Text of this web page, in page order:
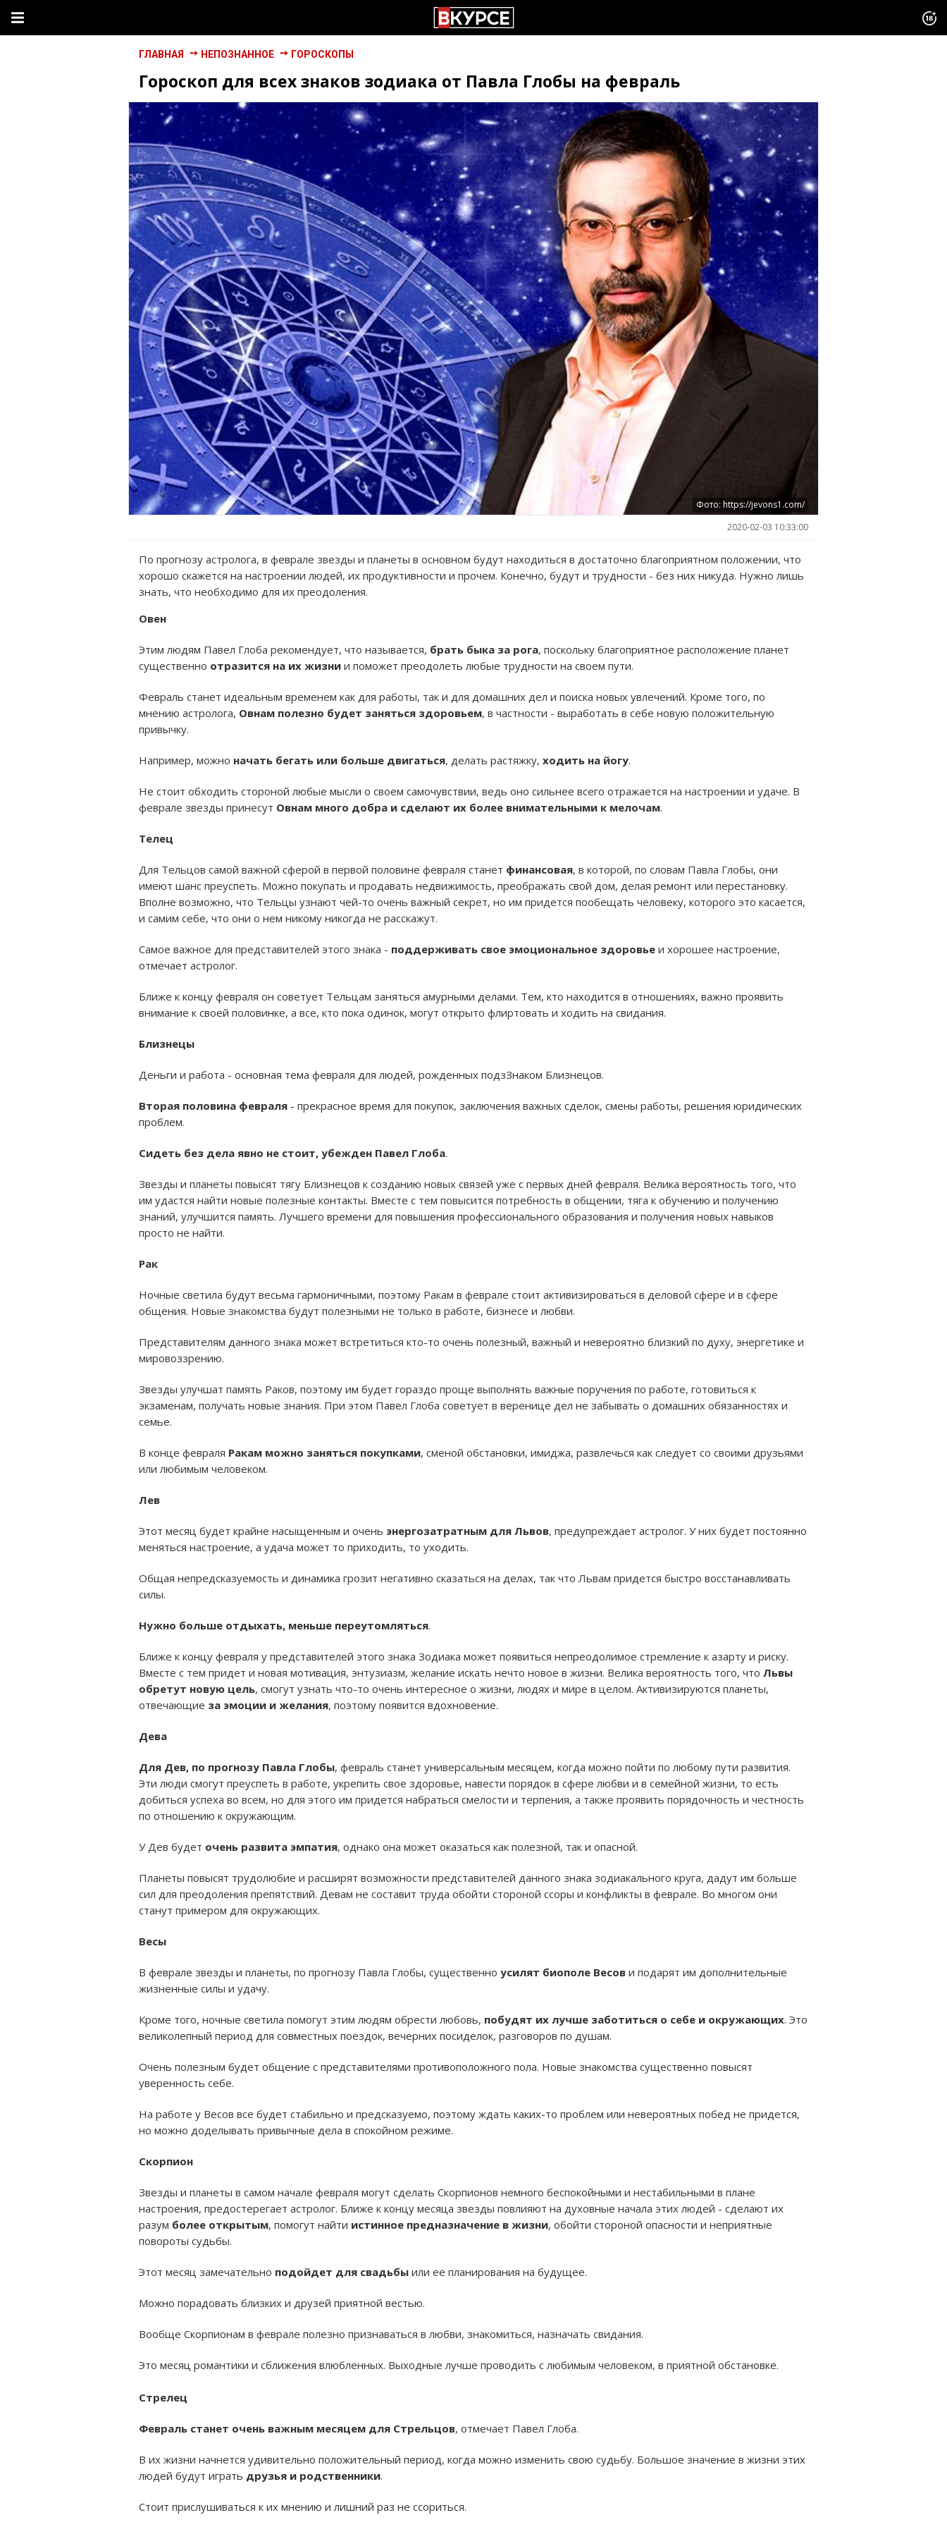
ГЛАВНАЯ НЕПОЗНАННОЕ ГОРОСКОПЫ
Гороскоп для всех знаков зодиака от Павла Глобы на февраль
Фото: https://jevons1.com/
2020-02-03 10:33:00
По прогнозу астролога, в феврале звезды и планеты в основном будут находиться в достаточно благоприятном положении, что
хорошо скажется на настроении людей, их продуктивности и прочем. Конечно, будут и трудности - без них никуда. Нужно лишь
знать, что необходимо для их преодоления.
Овен
Этим людям Павел Глоба рекомендует, что называется, брать быка за рога, поскольку благоприятное расположение планет
существенно отразится на их жизни и поможет преодолеть любые трудности на своем пути.
Февраль станет идеальным временем как для работы, так и для домашних дел и поиска новых увлечений. Кроме того, по
мнению астролога, Овнам полезно будет заняться здоровьем, в частности - выработать в себе новую положительную
привычку.
Например, можно начать бегать или больше двигаться, делать растяжку, ходить на йогу.
Не стоит обходить стороной любые мысли о своем самочувствии, ведь оно сильнее всего отражается на настроении и удаче. В
феврале звезды принесут Овнам много добра и сделают их более внимательными к мелочам.
Телец
Для Тельцов самой важной сферой в первой половине февраля станет финансовая, в которой, по словам Павла Глобы, они
имеют шанс преуспеть. Можно покупать и продавать недвижимость, преображать свой дом, делая ремонт или перестановку.
Вполне возможно, что Тельцы узнают чей-то очень важный секрет, но им придется пообещать человеку, которого это касается,
и самим себе, что они о нем никому никогда не расскажут.
Самое важное для представителей этого знака - поддерживать свое эмоциональное здоровье и хорошее настроение,
отмечает астролог.
Ближе к концу февраля он советует Тельцам заняться амурными делами. Тем, кто находится в отношениях, важно проявить
внимание к своей половинке, а все, кто пока одинок, могут открыто флиртовать и ходить на свидания.
Близнецы
Деньги и работа - основная тема февраля для людей, рожденных подзЗнаком Близнецов.
Вторая половина февраля - прекрасное время для покупок, заключения важных сделок, смены работы, решения юридических
проблем.
Сидеть без дела явно не стоит, убежден Павел Глоба.
Звезды и планеты повысят тягу Близнецов к созданию новых связей уже с первых дней февраля. Велика вероятность того, что
им удастся найти новые полезные контакты. Вместе с тем повысится потребность в общении, тяга к обучению и получению
знаний, улучшится память. Лучшего времени для повышения профессионального образования и получения новых навыков
просто не найти.
Рак
Ночные светила будут весьма гармоничными, поэтому Ракам в феврале стоит активизироваться в деловой сфере и в сфере
общения. Новые знакомства будут полезными не только в работе, бизнесе и любви.
Представителям данного знака может встретиться кто-то очень полезный, важный и невероятно близкий по духу, энергетике и
мировоззрению.
Звезды улучшат память Раков, поэтому им будет гораздо проще выполнять важные поручения по работе, готовиться к
экзаменам, получать новые знания. При этом Павел Глоба советует в веренице дел не забывать о домашних обязанностях и
семье.
В конце февраля Ракам можно заняться покупками, сменой обстановки, имиджа, развлечься как следует со своими друзьями
или любимым человеком.
Лев
Этот месяц будет крайне насыщенным и очень энергозатратным для Львов, предупреждает астролог. У них будет постоянно
меняться настроение, а удача может то приходить, то уходить.
Общая непредсказуемость и динамика грозит негативно сказаться на делах, так что Львам придется быстро восстанавливать
силы.
Нужно больше отдыхать, меньше переутомляться.
Ближе к концу февраля у представителей этого знака Зодиака может появиться непреодолимое стремление к азарту и риску.
Вместе с тем придет и новая мотивация, энтузиазм, желание искать нечто новое в жизни. Велика вероятность того, что Львы
обретут новую цель, смогут узнать что-то очень интересное о жизни, людях и мире в целом. Активизируются планеты,
отвечающие за эмоции и желания, поэтому появится вдохновение.
Дева
Для Дев, по прогнозу Павла Глобы, февраль станет универсальным месяцем, когда можно пойти по любому пути развития.
Эти люди смогут преуспеть в работе, укрепить свое здоровье, навести порядок в сфере любви и в семейной жизни, то есть
добиться успеха во всем, но для этого им придется набраться смелости и терпения, а также проявить порядочность и честность
по отношению к окружающим.
У Дев будет очень развита эмпатия, однако она может оказаться как полезной, так и опасной.
Планеты повысят трудолюбие и расширят возможности представителей данного знака зодиакального круга, дадут им больше
сил для преодоления препятствий. Девам не составит труда обойти стороной ссоры и конфликты в феврале. Во многом они
станут примером для окружающих.
Весы
В феврале звезды и планеты, по прогнозу Павла Глобы, существенно усилят биополе Весов и подарят им дополнительные
жизненные силы и удачу.
Кроме того, ночные светила помогут этим людям обрести любовь, побудят их лучше заботиться о себе и окружающих. Это
великолепный период для совместных поездок, вечерних посиделок, разговоров по душам.
Очень полезным будет общение с представителями противоположного пола. Новые знакомства существенно повысят
уверенность себе.
На работе у Весов все будет стабильно и предсказуемо, поэтому ждать каких-то проблем или невероятных побед не придется,
но можно доделывать привычные дела в спокойном режиме.
Скорпион
Звезды и планеты в самом начале февраля могут сделать Скорпионов немного беспокойными и нестабильными в плане
настроения, предостерегает астролог. Ближе к концу месяца звезды повлияют на духовные начала этих людей - сделают их
разум более открытым, помогут найти истинное предназначение в жизни, обойти стороной опасности и неприятные
повороты судьбы.
Этот месяц замечательно подойдет для свадьбы или ее планирования на будущее.
Можно порадовать близких и друзей приятной вестью.
Вообще Скорпионам в феврале полезно признаваться в любви, знакомиться, назначать свидания.
Это месяц романтики и сближения влюбленных. Выходные лучше проводить с любимым человеком, в приятной обстановке.
Стрелец
Февраль станет очень важным месяцем для Стрельцов, отмечает Павел Глоба.
В их жизни начнется удивительно положительный период, когда можно изменить свою судьбу. Большое значение в жизни этих
людей будут играть друзья и родственники.
Стоит прислушиваться к их мнению и лишний раз не ссориться.